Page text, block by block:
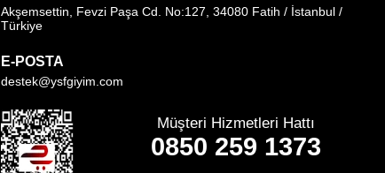
Akşemsettin, Fevzi Paşa Cd. No:127, 34080 Fatih / İstanbul /
Türkiye
E-POSTA
destek@ysfgiyim.com
Müşteri Hizmetleri Hattı
0850 259 1373